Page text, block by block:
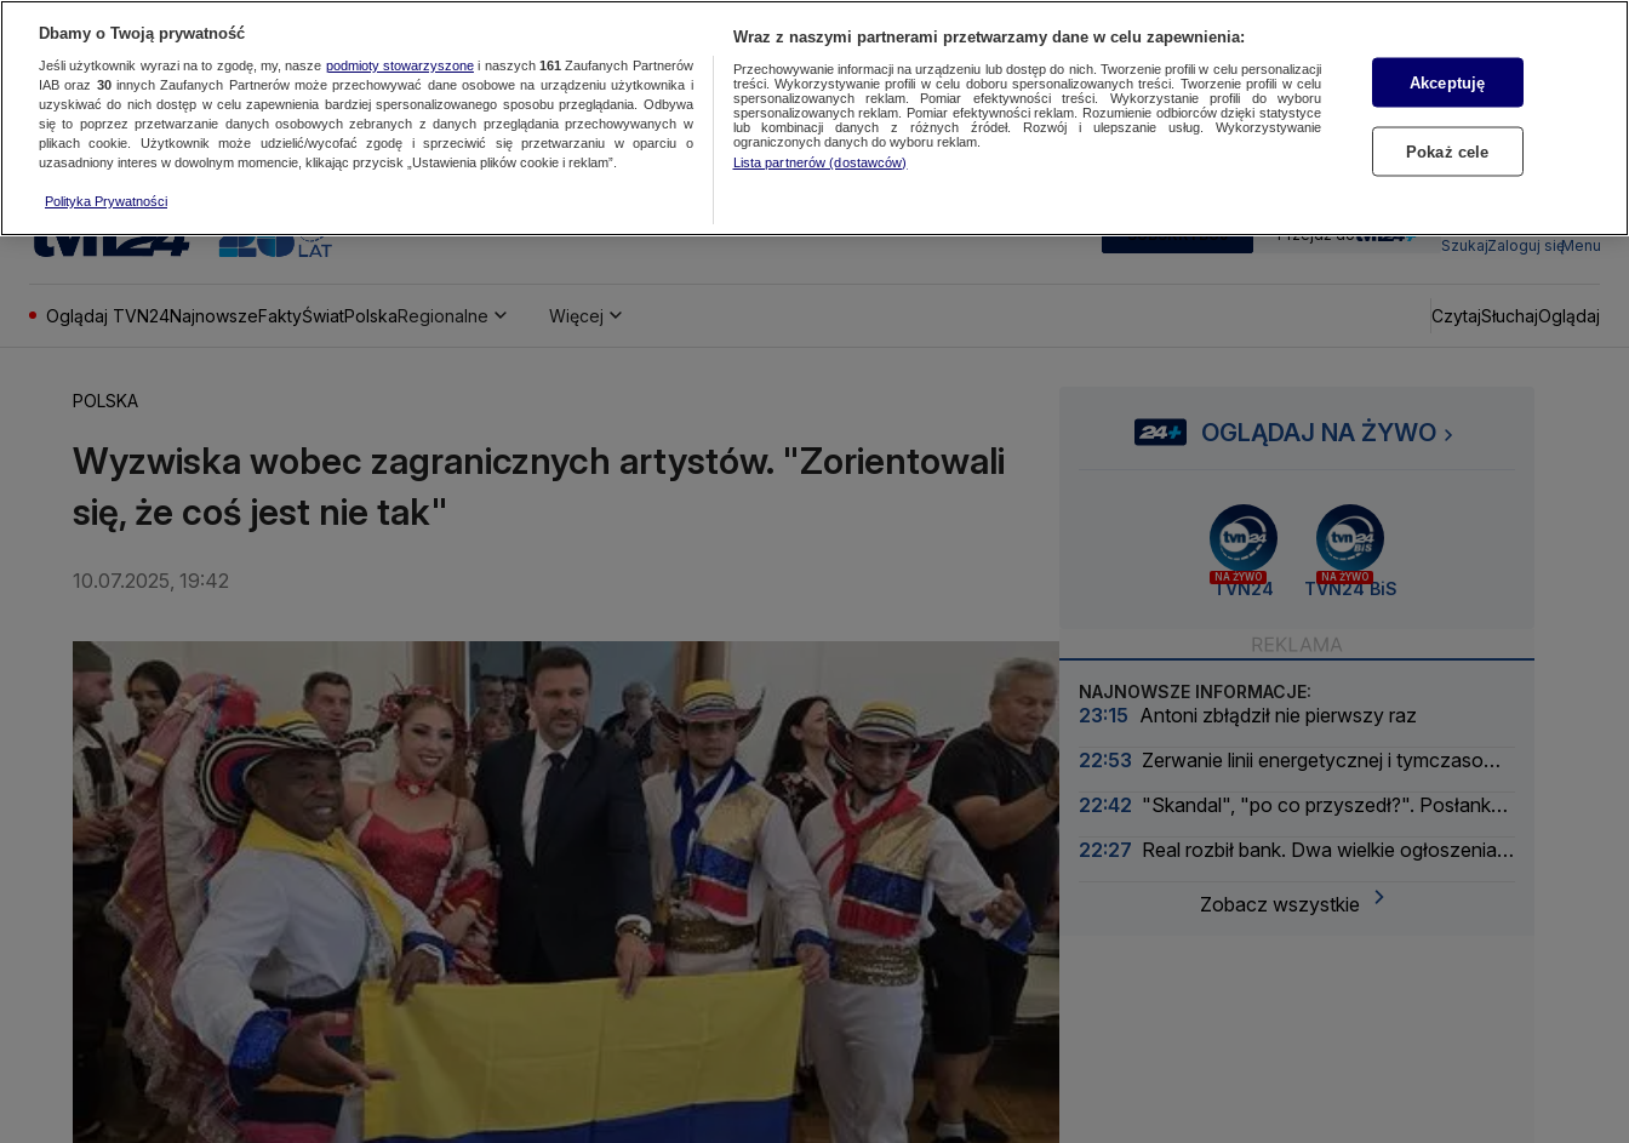
SUBSKRYBUJ Przejdź do
SzukajZaloguj sięMenu
Oglądaj TVN24NajnowszeFaktyŚwiatPolskaRegionalne Więcej CzytajSłuchajOglądaj
POLSKA
Wyzwiska wobec zagranicznych artystów. "Zorientowali
się, że coś jest nie tak"
10.07.2025, 19:42
OGLĄDAJ NA ŻYWO
NA ŻYWO
TVN24
NA ŻYWO
TVN24 BiS
NAJNOWSZE INFORMACJE:
23:15 Antoni zbłądził nie pierwszy raz
22:53 Zerwanie linii energetycznej i tymczasowa
Wojskowa
22:42 "Skandal", "po co przyszedł?". Posłanka
22:27 Real rozbił bank. Dwa wielkie ogłoszenia
Zobacz wszystkie
Dbamy o Twoją prywatność
Jeśli użytkownik wyrazi na to zgodę, my, nasze podmioty stowarzyszonei naszych 161 Zaufanych Partnerów
IAB oraz 30innych Zaufanych Partnerów może przechowywać dane osobowe na urządzeniu użytkownika i
uzyskiwać do nich dostęp w celu zapewnienia bardziej spersonalizowanego sposobu przeglądania. Odbywa
się to poprzez przetwarzanie danych osobowych zebranych z danych przeglądania przechowywanych w
plikach cookie. Użytkownik może udzielić/wycofać zgodę i sprzeciwić się przetwarzaniu w oparciu o
uzasadniony interes w dowolnym momencie, klikając przycisk „Ustawienia plików cookie i reklam”.
Polityka Prywatności
Wraz z naszymi partnerami przetwarzamy dane w celu zapewnienia:
Przechowywanie informacji na urządzeniu lub dostęp do nich. Tworzenie profili w celu personalizacji
treści. Wykorzystywanie profili w celu doboru spersonalizowanych treści. Tworzenie profili w celu
spersonalizowanych reklam. Pomiar efektywności treści. Wykorzystanie profili do wyboru
spersonalizowanych reklam. Pomiar efektywności reklam. Rozumienie odbiorców dzięki statystyce
lub kombinacji danych z różnych źródeł. Rozwój i ulepszanie usług. Wykorzystywanie
ograniczonych danych do wyboru reklam.
Lista partnerów (dostawców)
Akceptuję
Pokaż cele